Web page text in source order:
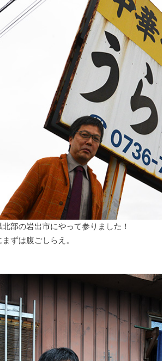
部の岩出市にやって参りました！
ずは腹ごしらえ。